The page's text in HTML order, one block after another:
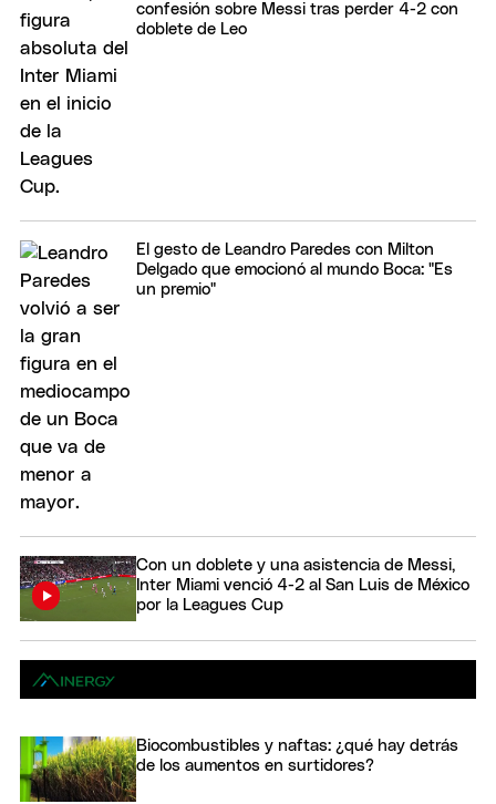
confesión sobre Messi tras perder 4-2 con
doblete de Leo
El gesto de Leandro Paredes con Milton
Delgado que emocionó al mundo Boca: "Es
un premio"
Con un doblete y una asistencia de Messi,
Inter Miami venció 4-2 al San Luis de México
por la Leagues Cup
Biocombustibles y naftas: ¿qué hay detrás
de los aumentos en surtidores?